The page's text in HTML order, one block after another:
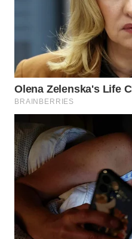
WN
SEMARANG
WN
SOLO
WN
BOROBUDUR
WN
MADURA